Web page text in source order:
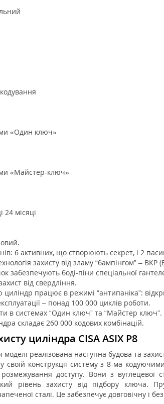
«Один ключ»
«Майстер-ключ»
24 місяці
6 активних, що створюють секрет, і 2
захисту від зламу “бампінгом” – BKP
забезпечують боді-піни спеціальної
від свердління.
працює в режимі “антипаніка”:
– понад 100 000 циклів роботи.
в системах “Один ключ” та “Майстер ключ”.
складає 260 000 кодових комбінацій.
циліндра CISA ASIX P8
моделі реалізована наступна будова та
своїй конструкції систему з 8-ма
доступу. Вони з вуглецевої
рівень захисту від підбору ключа.
сталі. Це забезпечує довговічну і